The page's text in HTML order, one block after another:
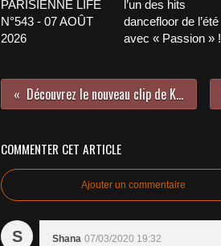
PARISIENNE LIFE
N°543 - 07 AOÛT
2026
l’un des hits
dancefloor de l’été
avec « Passion » !
Découvrez le nouveau clip de KIZ !
COMMENTER CET ARTICLE
Ajouter un commentaire
S Shana 07/03/2020 19:32